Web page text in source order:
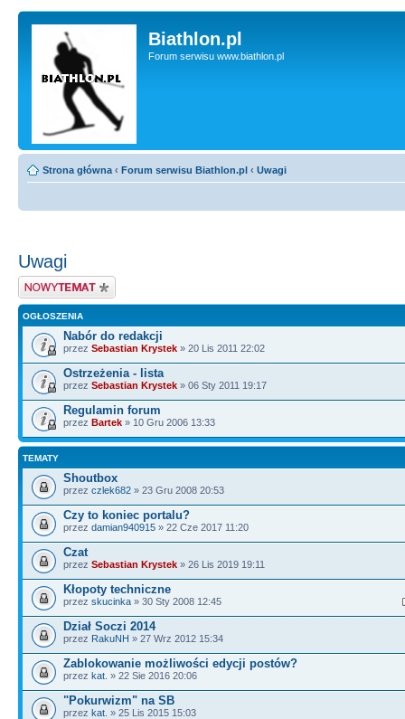
Biathlon.pl
Forum serwisu www.biathlon.pl
Strona główna ‹ Forum serwisu Biathlon.pl ‹ Uwagi
Uwagi
Wyślij nowy temat
OGŁOSZENIA
Nabór do redakcji
przez Sebastian Krystek » 20 Lis 2011 22:02
Ostrzeżenia - lista
przez Sebastian Krystek » 06 Sty 2011 19:17
Regulamin forum
przez Bartek » 10 Gru 2006 13:33
TEMATY
Shoutbox
przez czlek682 » 23 Gru 2008 20:53
Czy to koniec portalu?
przez damian940915 » 22 Cze 2017 11:20
Czat
przez Sebastian Krystek » 26 Lis 2019 19:11
Kłopoty techniczne
przez skucinka » 30 Sty 2008 12:45
Dział Soczi 2014
przez RakuNH » 27 Wrz 2012 15:34
Zablokowanie możliwości edycji postów?
przez kat. » 22 Sie 2016 20:06
"Pokurwizm" na SB
przez kat. » 25 Lis 2015 15:03